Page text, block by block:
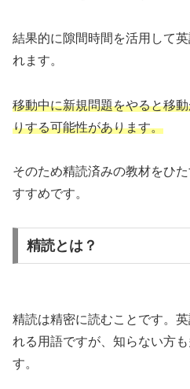
結果的に隙間時間を活用して
れます。
移動中に新規問題をやると移
りする可能性があります。
そのため精読済みの教材をひ
すすめです。
精読とは？
精読は精密に読むことです。
れる用語ですが、知らない方
す。